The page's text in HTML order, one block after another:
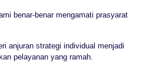
benar-benar mengamati prasyarat
anjuran strategi individual menjadi
pelayanan yang ramah.